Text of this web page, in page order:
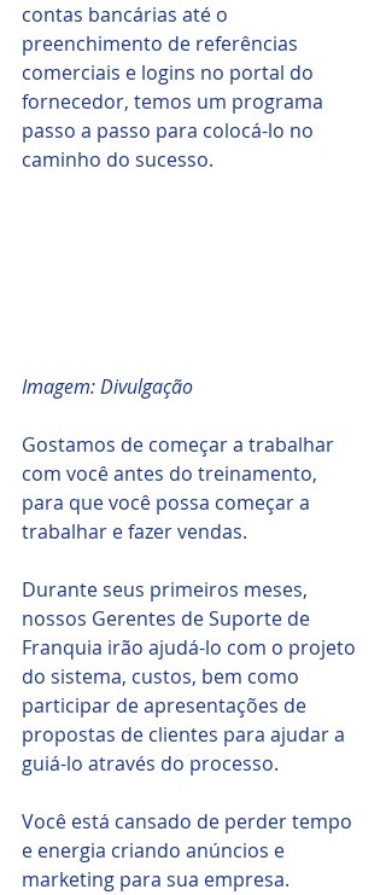
contas bancárias até o
preenchimento de referências
comerciais e logins no portal do
fornecedor, temos um programa
passo a passo para colocá-lo no
caminho do sucesso.
Imagem: Divulgação
Gostamos de começar a trabalhar
com você antes do treinamento,
para que você possa começar a
trabalhar e fazer vendas.
Durante seus primeiros meses,
nossos Gerentes de Suporte de
Franquia irão ajudá-lo com o projeto
do sistema, custos, bem como
participar de apresentações de
propostas de clientes para ajudar a
guiá-lo através do processo.
Você está cansado de perder tempo
e energia criando anúncios e
marketing para sua empresa.